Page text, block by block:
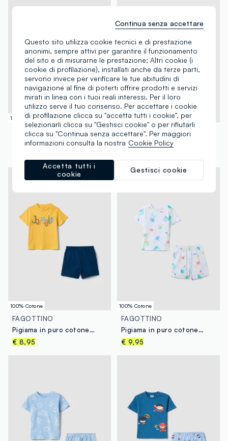
100% Cotone
FAGOTTINO
Pigiama in puro cotone azzurro da neonato regular fit con animali
100% Cotone
FAGOTTINO
100% Cotone
FAGOTTINO
Pigiama in puro cotone multicolor da neonato regular fit con stampa
€ 8,95
100% Cotone
FAGOTTINO
Pigiama in puro cotone bianco da neonato regular fit con stampe marine
€ 9,95
Questo sito utilizza cookie tecnici e di prestazione
anonimi, sempre attivi per garantire il funzionamento
del sito e di misurarne le prestazione; Altri cookie (i
cookie di profilazione), installati anche da terze parti,
servono invece per verificare le tue abitudini di
navigazione al fine di poterti offrire prodotti e servizi
mirati in linea con i tuoi reali interessi. Per il loro
utilizzo serve il tuo consenso. Per accettare i cookie
di profilazione clicca su "accetta tutti i cookie", per
selezionarli clicca su "Gestisci cookie" o per rifiutarli
clicca su "Continua senza accettare". Per maggiori
informazioni consulta la nostra Cookie Policy
Gestisci cookie
Accetta tutti i
cookie
Continua senza accettare